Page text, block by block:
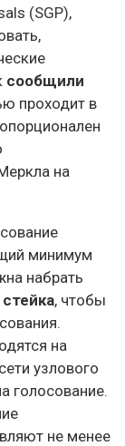
(SGP),
сообщили
проходит в
на
минимум
набрать
, чтобы
на
узлового
голосование.
не менее